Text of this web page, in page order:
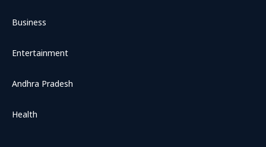
Business
Entertainment
Andhra Pradesh
Health